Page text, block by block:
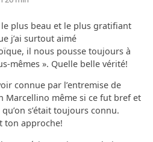
plus beau et le plus gratifiant
j’ai surtout aimé
il nous pousse toujours à
mêmes ». Quelle belle vérité!
connue par l’entremise de
Marcellino même si ce fut bref et
s’était toujours connu.
ton approche!